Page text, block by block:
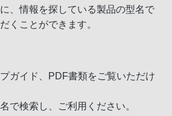
、情報を探している製品の型名で
くことができます。
ガイド、PDF書類をご覧いただけ
で検索し、ご利用ください。